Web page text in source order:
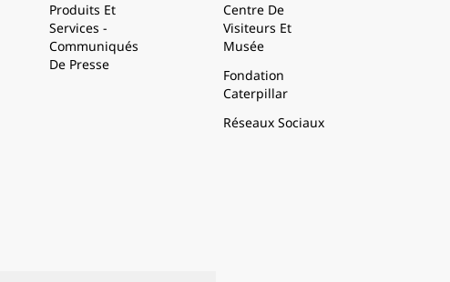
Produits Et
Services -
Communiqués
De Presse
Centre De
Visiteurs Et
Musée
Fondation
Caterpillar
Réseaux Sociaux